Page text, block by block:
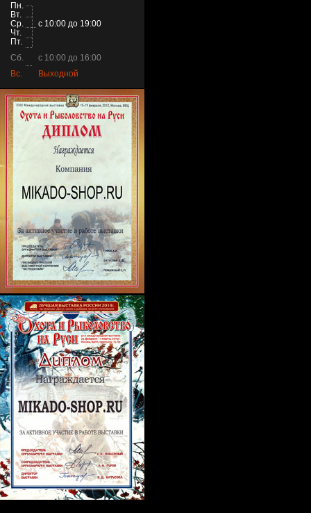
Пн.
Вт.
Ср.
Чт.
Пт.
с 10:00 до 19:00
Сб.
с 10:00 до 16:00
Вс.
Выходной